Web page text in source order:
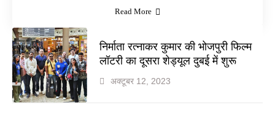
Read More
निर्माता रत्नाकर कुमार की भोजपुरी फिल्म
लॉटरी का दूसरा शेड्यूल दुबई में शुरू
अक्टूबर 12, 2023